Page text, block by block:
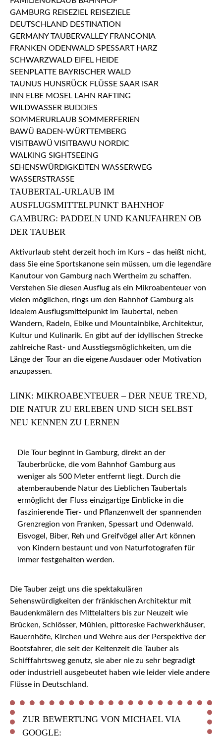
TAUBERTAL-URLAUB IM
AUSFLUGSMITTELPUNKT BAHNHOF
GAMBURG: PADDELN UND KANUFAHREN OB
DER TAUBER
Aktivurlaub steht derzeit hoch im Kurs – das heißt nicht,
dass Sie eine Sportskanone sein müssen, um die legendäre
Kanutour von Gamburg nach Wertheim zu schaffen.
Verstehen Sie diesen Ausflug als ein Mikroabenteuer von
vielen möglichen, rings um den Bahnhof Gamburg als
idealem Ausflugsmittelpunkt im Taubertal, neben
Wandern, Radeln, Ebike und Mountainbike, Architektur,
Kultur und Kulinarik. En gibt auf der idyllischen Strecke
zahlreiche Rast- und Ausstiegsmöglichkeiten, um die
Länge der Tour an die eigene Ausdauer oder Motivation
anzupassen.
LINK: MIKROABENTEUER – DER NEUE TREND,
DIE NATUR ZU ERLEBEN UND SICH SELBST
NEU KENNEN ZU LERNEN
Die Tour beginnt in Gamburg, direkt an der
Tauberbrücke, die vom Bahnhof Gamburg aus
weniger als 500 Meter entfernt liegt. Durch die
atemberaubende Natur des Lieblichen Taubertals
ermöglicht der Fluss einzigartige Einblicke in die
faszinierende Tier- und Pflanzenwelt der spannenden
Grenzregion von Franken, Spessart und Odenwald.
Eisvogel, Biber, Reh und Greifvögel aller Art können
von Kindern bestaunt und von Naturfotografen für
immer festgehalten werden.
Die Tauber zeigt uns die spektakulären
Sehenswürdigkeiten der fränkischen Architektur mit
Baudenkmälern des Mittelalters bis zur Neuzeit wie
Brücken, Schlösser, Mühlen, pittoreske Fachwerkhäuser,
Bauernhöfe, Kirchen und Wehre aus der Perspektive der
Bootsfahrer, die seit der Keltenzeit die Tauber als
Schifffahrtsweg genutz, sie aber nie zu sehr begradigt
oder industriell ausgebeutet haben wie leider viele andere
Flüsse in Deutschland.
ZUR BEWERTUNG VON MICHAEL VIA
GOOGLE: